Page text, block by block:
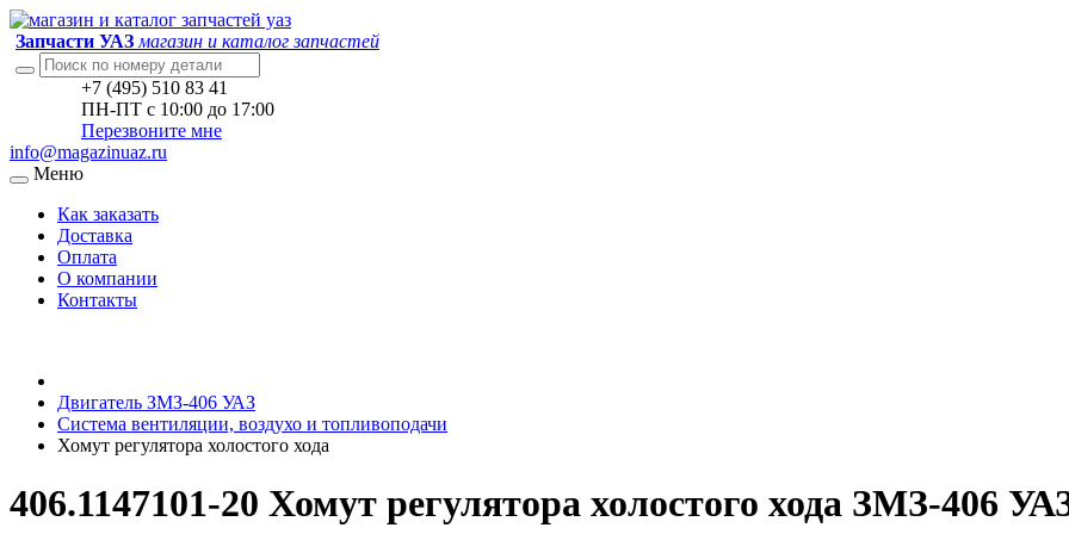
Запчасти УАЗ магазин и каталог запчастей
+7 (495) 510 83 41
ПН-ПТ с 10:00 до 17:00
Перезвоните мне
info@magazinuaz.ru
Меню
Как заказать
Доставка
Оплата
О компании
Контакты
Двигатель ЗМЗ-406 УАЗ
Система вентиляции, воздухо и топливоподачи
Хомут регулятора холостого хода
406.1147101-20 Хомут регулятора холостого хода ЗМЗ-406